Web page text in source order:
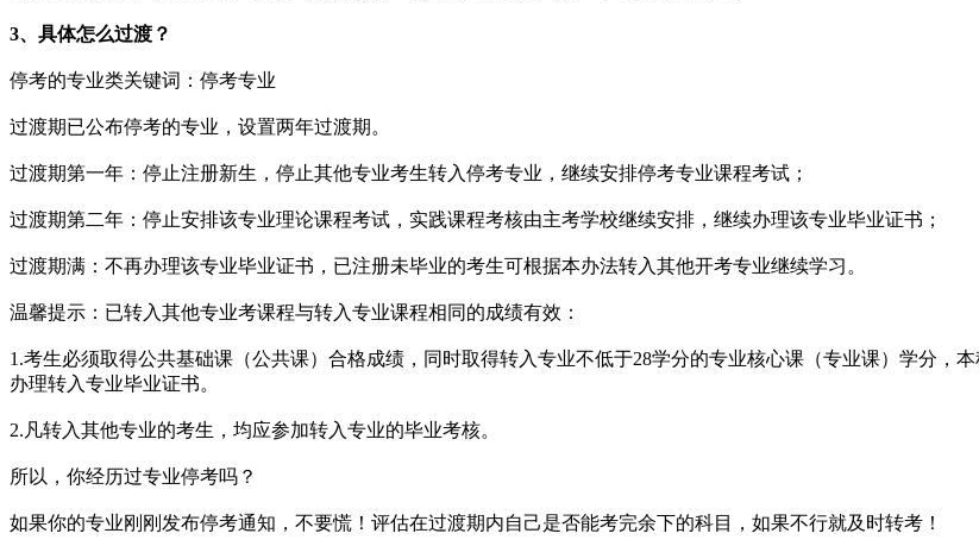
3、具体怎么过渡？
停考的专业类关键词：停考专业
过渡期已公布停考的专业，设置两年过渡期。
过渡期第一年：停止注册新生，停止其他专业考生转入停考专业，继续安排停考专业课程考试；
过渡期第二年：停止安排该专业理论课程考试，实践课程考核由主考学校继续安排，继续办理该专业毕业证书；
过渡期满：不再办理该专业毕业证书，已注册未毕业的考生可根据本办法转入其他开考专业继续学习。
温馨提示：已转入其他专业考课程与转入专业课程相同的成绩有效：
1.考生必须取得公共基础课（公共课）合格成绩，同时取得转入专业不低于28学分的专业核心课（专业课）学分，
办理转入专业毕业证书。
2.凡转入其他专业的考生，均应参加转入专业的毕业考核。
所以，你经历过专业停考吗？
如果你的专业刚刚发布停考通知，不要慌！评估在过渡期内自己是否能考完余下的科目，如果不行就及时转考！